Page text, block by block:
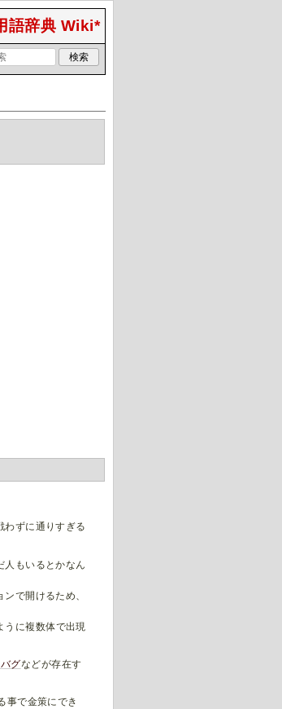
語辞典 Wiki*
わずに通りすぎる
人もいるとかなん
で開けるため、
うに複数体で出現
グなどが存在す
事で金策にでき